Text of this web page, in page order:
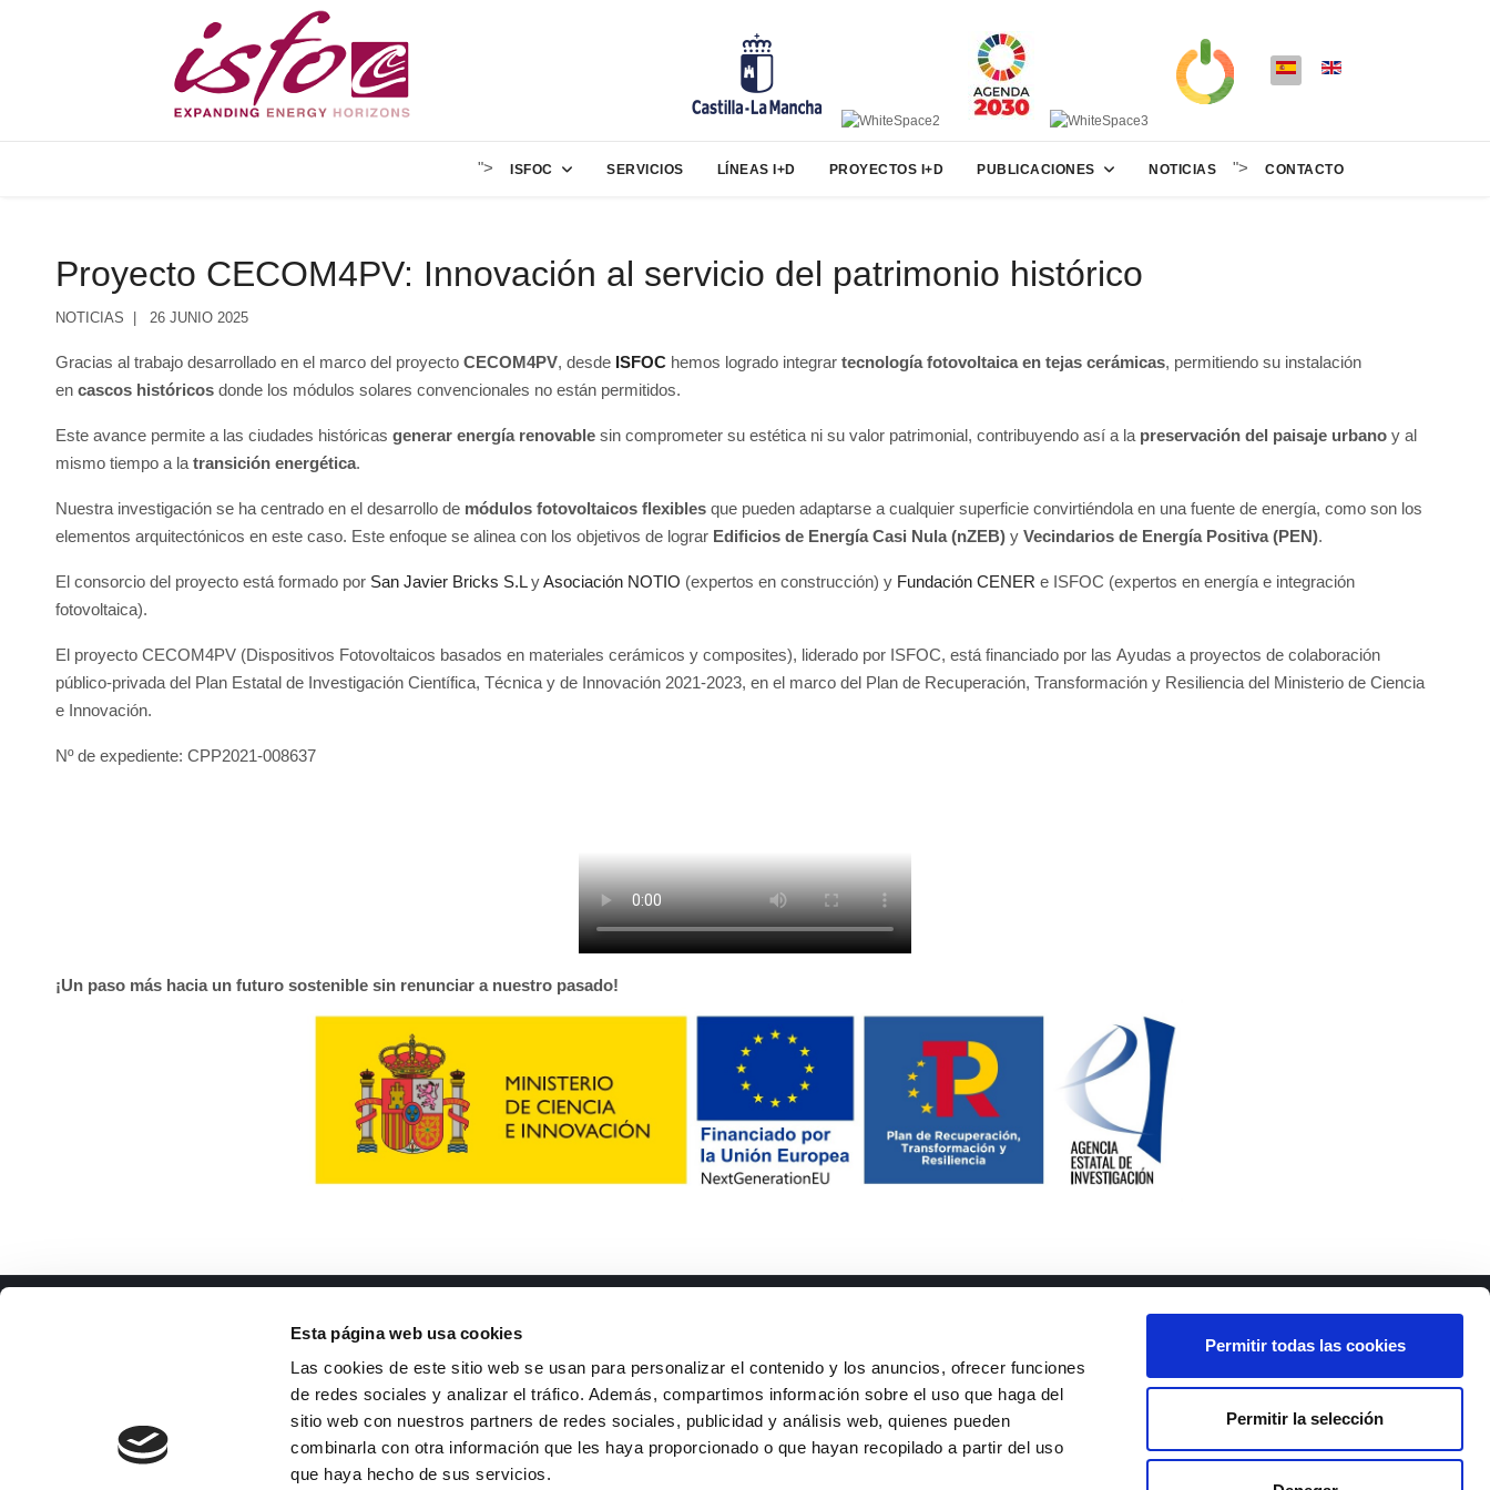
Esta página web usa cookies
Las cookies de este sitio web se usan para personalizar el contenido y los anuncios, ofrecer funciones
de redes sociales y analizar el tráfico. Además, compartimos información sobre el uso que haga del
sitio web con nuestros partners de redes sociales, publicidad y análisis web, quienes pueden
combinarla con otra información que les haya proporcionado o que hayan recopilado a partir del uso
que haya hecho de sus servicios.
Permitir todas las cookies
Permitir la selección
"> ISFOC SERVICIOS LÍNEAS I+D PROYECTOS I+D PUBLICACIONES NOTICIAS "> CONTACTO
Proyecto CECOM4PV: Innovación al servicio del patrimonio histórico
NOTICIAS 26 JUNIO 2025
Gracias al trabajo desarrollado en el marco del proyecto CECOM4PV, desde ISFOC hemos logrado integrar tecnología fotovoltaica en tejas cerámicas, permitiendo su instalación
en cascos históricos donde los módulos solares convencionales no están permitidos.
Este avance permite a las ciudades históricas generar energía renovable sin comprometer su estética ni su valor patrimonial, contribuyendo así a la preservación del paisaje urbano y al
mismo tiempo a la transición energética.
Nuestra investigación se ha centrado en el desarrollo de módulos fotovoltaicos flexibles que pueden adaptarse a cualquier superficie convirtiéndola en una fuente de energía, como son los
elementos arquitectónicos en este caso. Este enfoque se alinea con los objetivos de lograr Edificios de Energía Casi Nula (nZEB) y Vecindarios de Energía Positiva (PEN).
El consorcio del proyecto está formado por San Javier Bricks S.LyAsociación NOTIO (expertos en construcción) y Fundación CENER e ISFOC (expertos en energía e integración
fotovoltaica).
El proyecto CECOM4PV (Dispositivos Fotovoltaicos basados en materiales cerámicos y composites), liderado por ISFOC, está financiado por las Ayudas a proyectos de colaboración
público-privada del Plan Estatal de Investigación Científica, Técnica y de Innovación 2021-2023, en el marco del Plan de Recuperación, Transformación y Resiliencia del Ministerio de Ciencia
e Innovación.
Nº de expediente: CPP2021-008637
¡Un paso más hacia un futuro sostenible sin renunciar a nuestro pasado!
Servicios
Documentos de interés
Lineas I+D
Transparencia y buen gobierno
Perfil del contratante
Política del sistema de gestión
Plan de sostenibilidad
Teléfono : +34 926 44 16 73
e-mail: isfoc@isfoc.com
Dirección:
Polígono industrial La Nava III,